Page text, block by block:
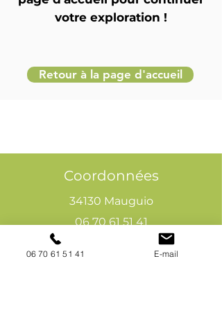
votre exploration !
Retour à la page d'accueil
Coordonnées
34130 Mauguio
06 70 61 51 41
cogivia@gmail.com
06 70 61 51 41 E-mail